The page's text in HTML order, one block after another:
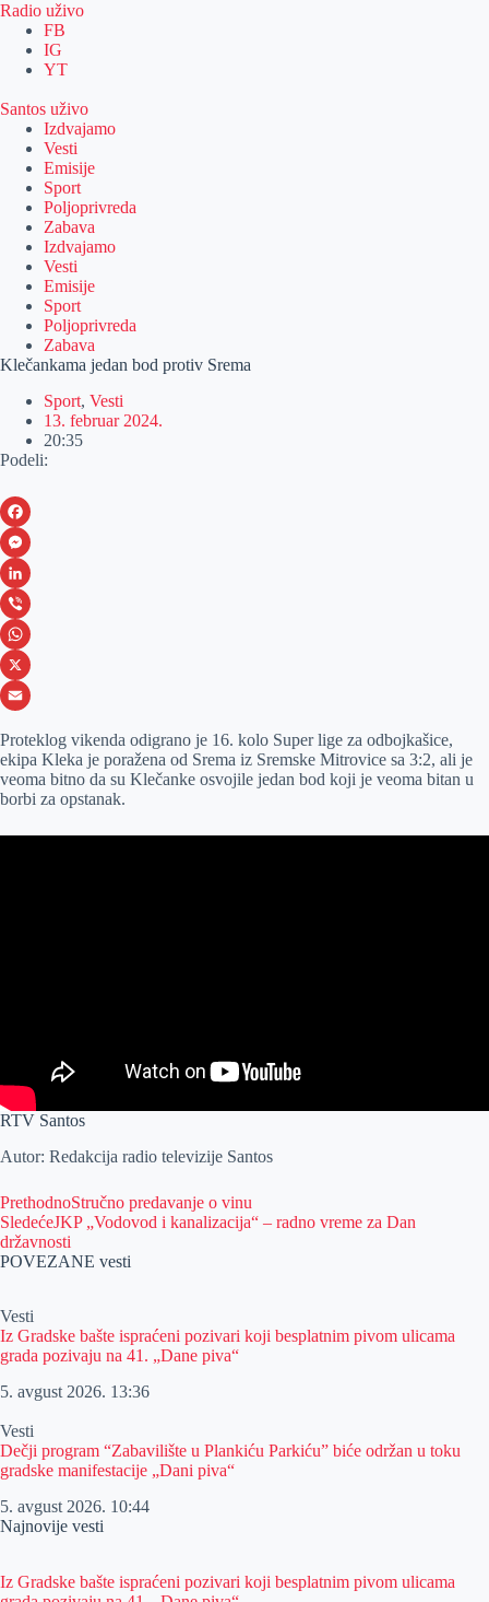
Radio uživo
FB
IG
YT
Santos uživo
Izdvajamo
Vesti
Emisije
Sport
Poljoprivreda
Zabava
Izdvajamo
Vesti
Emisije
Sport
Poljoprivreda
Zabava
Klečankama jedan bod protiv Srema
Sport, Vesti
13. februar 2024.
20:35
Podeli:
F
a
c
e
b
o
k
M
e
s
s
e
g
e
L
i
n
k
d
I
V
i
b
r
W
h
t
s
X
m
a
Proteklog vikenda odigrano je 16. kolo Super lige za odbojkašice,
ekipa Kleka je poražena od Srema iz Sremske Mitrovice sa 3:2, ali je
veoma bitno da su Klečanke osvojile jedan bod koji je veoma bitan u
borbi za opstanak.
RTV Santos
Autor: Redakcija radio televizije Santos
PrethodnoStručno predavanje o vinu
SledećeJKP „Vodovod i kanalizacija“ – radno vreme za Dan
državnosti
POVEZANE vesti
Vesti
Iz Gradske bašte ispraćeni pozivari koji besplatnim pivom ulicama
grada pozivaju na 41. „Dane piva“
5. avgust 2026. 13:36
Vesti
Dečji program “Zabavilište u Plankiću Parkiću” biće održan u toku
gradske manifestacije „Dani piva“
5. avgust 2026. 10:44
Najnovije vesti
Iz Gradske bašte ispraćeni pozivari koji besplatnim pivom ulicama